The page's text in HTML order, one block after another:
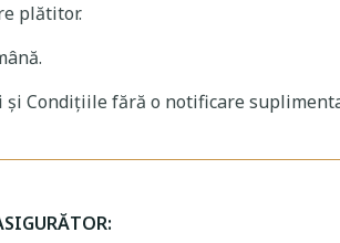
plătitor.
și Condițiile fără o notificare